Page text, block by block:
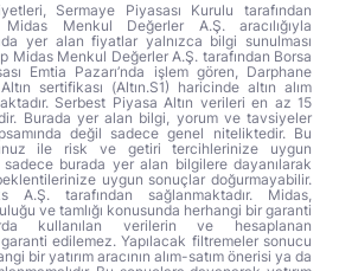
Sermaye Piyasası Kurulu tarafından
Menkul Değerler A.Ş. aracılığıyla
yer alan fiyatlar yalnızca bilgi sunulması
Midas Menkul Değerler A.Ş. tarafından Borsa
Emtia Pazarı’nda işlem gören, Darphane
sertifikası (Altın.S1) haricinde altın alım
Serbest Piyasa Altın verileri en az 15
Burada yer alan bilgi, yorum ve tavsiyeler
değil sadece genel niteliktedir. Bu
ile risk ve getiri tercihlerinize uygun
burada yer alan bilgilere dayanılarak
uygun sonuçlar doğurmayabilir.
A.Ş. tarafından sağlanmaktadır. Midas,
ve tamlığı konusunda herhangi bir garanti
kullanılan verilerin ve hesaplanan
edilemez. Yapılacak filtremeler sonucu
bir yatırım aracının alım-satım önerisi ya da